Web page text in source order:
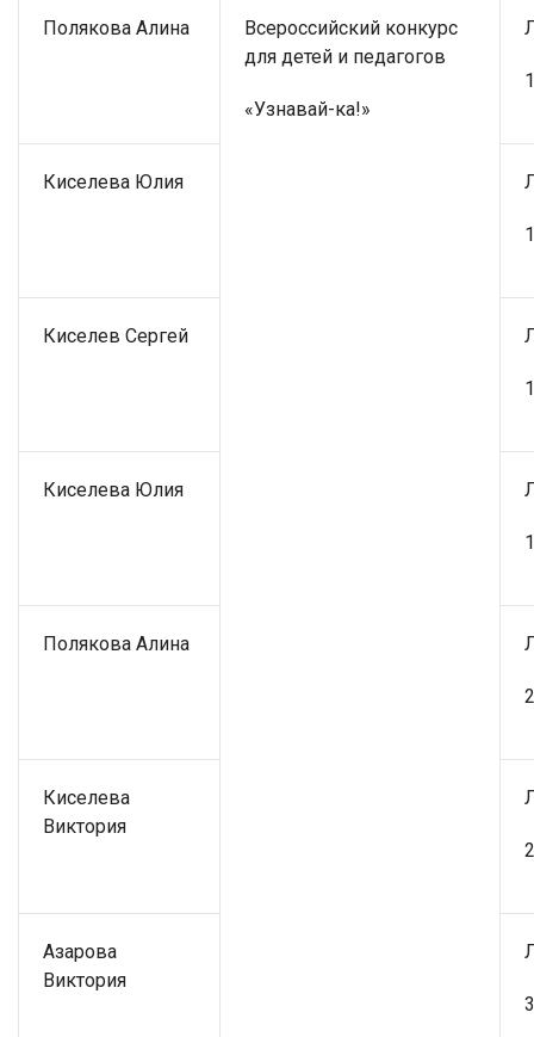
Полякова Алина
Всероссийский конкурс
для детей и педагогов
«Узнавай-ка!»
Киселева Юлия
Киселев Сергей
Киселева Юлия
Полякова Алина
Киселева
Виктория
Азарова
Виктория